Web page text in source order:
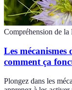
Compréhension de la
Les mécanismes
comment ça
Plongez dans les